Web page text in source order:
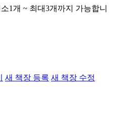
1개 ~ 최대3개까지 가능합니
새 책장 등록 새 책장 수정